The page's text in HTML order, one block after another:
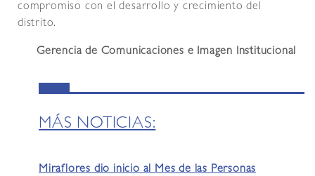
compromiso con el desarrollo y crecimiento del
distrito.
Gerencia de Comunicaciones e Imagen Institucional
MÁS NOTICIAS:
Miraflores dio inicio al Mes de las Personas